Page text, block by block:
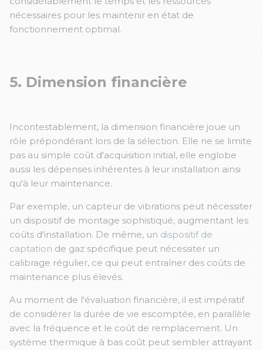
nécessaires pour les maintenir en état de
fonctionnement optimal.
5. Dimension financière
Incontestablement, la dimension financière joue un
rôle prépondérant lors de la sélection. Elle ne se limite
pas au simple coût d'acquisition initial, elle englobe
aussi les dépenses inhérentes à leur installation ainsi
qu'à leur maintenance.
Par exemple, un capteur de vibrations peut nécessiter
un dispositif de montage sophistiqué, augmentant les
coûts d'installation. De même, un dispositif de
captation de gaz spécifique peut nécessiter un
calibrage régulier, ce qui peut entraîner des coûts de
maintenance plus élevés.
Au moment de l'évaluation financière, il est impératif
de considérer la durée de vie escomptée, en parallèle
avec la fréquence et le coût de remplacement. Un
système thermique à bas coût peut sembler attrayant